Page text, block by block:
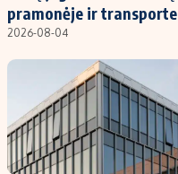
pramonėje ir transporte
2026-08-04